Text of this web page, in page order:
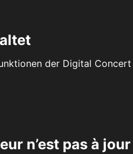
der Digital
n’est pas à jour